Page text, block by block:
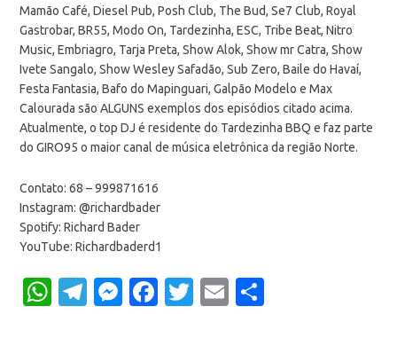
Mamão Café, Diesel Pub, Posh Club, The Bud, Se7 Club, Royal
Gastrobar, BR55, Modo On, Tardezinha, ESC, Tribe Beat, Nitro
Music, Embriagro, Tarja Preta, Show Alok, Show mr Catra, Show
Ivete Sangalo, Show Wesley Safadão, Sub Zero, Baile do Havaí,
Festa Fantasia, Bafo do Mapinguari, Galpão Modelo e Max
Calourada são ALGUNS exemplos dos episódios citado acima.
Atualmente, o top DJ é residente do Tardezinha BBQ e faz parte
do GIRO95 o maior canal de música eletrônica da região Norte.
Contato: 68 – 999871616
Instagram: @richardbader
Spotify: Richard Bader
YouTube: Richardbaderd1
WhatsApp
Telegram
Messenger
Facebook
Twitter
Email